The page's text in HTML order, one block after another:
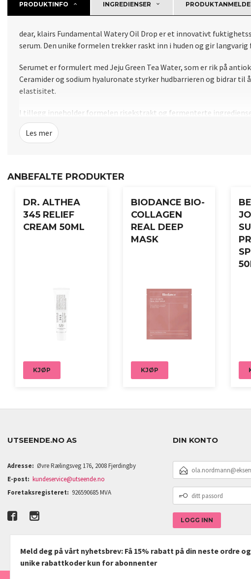
PRODUKTINFO INGREDIENSER
dear, klairs Fundamental Watery Oil Drop er et innovativt
serum. Den unike formelen trekker raskt inn i huden og gir
Serumet er formulert med Jeju Green Tea Water, som er rik på
Ceramider og sodium hyaluronate styrker hudbarrieren og bidrar
elastisitet.
I tillegg inneholder formelen risekstrakt og fermenterte
dehydrert hud som trenger intensiv fuktighet og anti-aging pleie
dear, klairs Fundamental Watery Oil Drop er vegansk, cruelty-free
Les mer
ANBEFALTE PRODUKTER
DR. ALTHEA
345 RELIEF
CREAM 50ML
KJØP
BIODANCE BIO-
COLLAGEN
REAL DEEP
MASK
KJØP
UTSEENDE.NO AS
Adresse: Øvre Rælingsveg 176, 2008 Fjerdingby
E-post: kundeservice@utseende.no
Foretaksregisteret: 926590685 MVA
DIN KONTO
POSTADRESSE
PASSORD
Meld deg på vårt nyhetsbrev: Få 15% rabatt på din neste ordre
unike rabattkoder kun for abonnenter